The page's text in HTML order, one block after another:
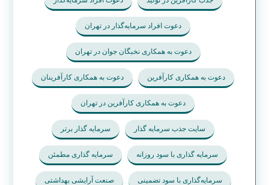
دعوت افراد سرمایه‌گذار در تهران
دعوت به همکاری نخبگان جوان در تهران
دعوت به همکاری کارآفرین دعوت به همکاری کارآفرینان
دعوت به همکاری کارآفرین در تهران
سایت جذب سرمایه گذار سرمایه گذار برتر
سرمایه گذاری با سود روزانه سرمایه گذاری مطمئن
سرمایه‌گذاری با سود تضمینی صنعت آرایشی بهداشتی